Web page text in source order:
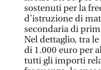
sostenuti per la
d’istruzione di
secondaria di
Nel dettaglio, tra
di 1.000 euro per
tutti gli importi